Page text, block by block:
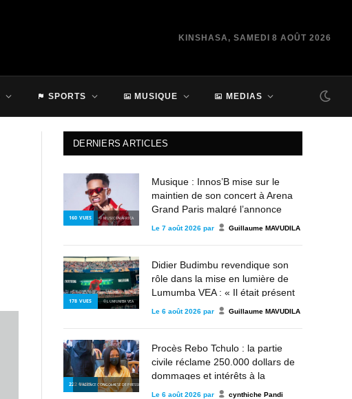
KINSHASA, SAMEDI 8 AOÛT 2026
SPORTS MUSIQUE MEDIAS
DERNIERS ARTICLES
160 VUES © MUSIC IN AFRICA
Musique : Innos’B mise sur le
maintien de son concert à Arena
Grand Paris malgré l’annonce
d’annulation
Le 7 août 2026 par Guillaume MAVUDILA
178 VUES © LUMUMBA VEA
Didier Budimbu revendique son
rôle dans la mise en lumière de
Lumumba VEA : « Il était présent
depuis 2013, mais personne n’en
Le 6 août 2026 par Guillaume MAVUDILA
222 VUES
© AGENCE CONGOLAISE DE PRESSE
Procès Rebo Tchulo : la partie
civile réclame 250.000 dollars de
dommages et intérêts à la
chanteuse
Le 6 août 2026 par cynthiche Pandi